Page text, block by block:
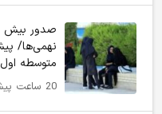
متوسطه اول
20 ساعت پیش